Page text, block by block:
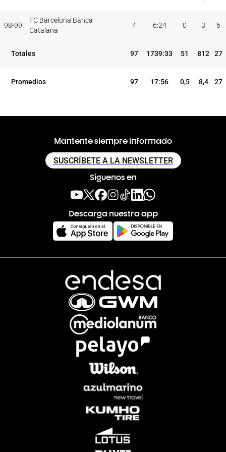
98-99
FC Barcelona Banca
Catalana
4 6:24 0 3 6
Totales 97 1739:33 51 812 27
Promedios 97 17:56 0,5 8,4 27
Mantente siempre informado
SUSCRÍBETE A LA NEWSLETTER
Síguenos en
Descarga nuestra app